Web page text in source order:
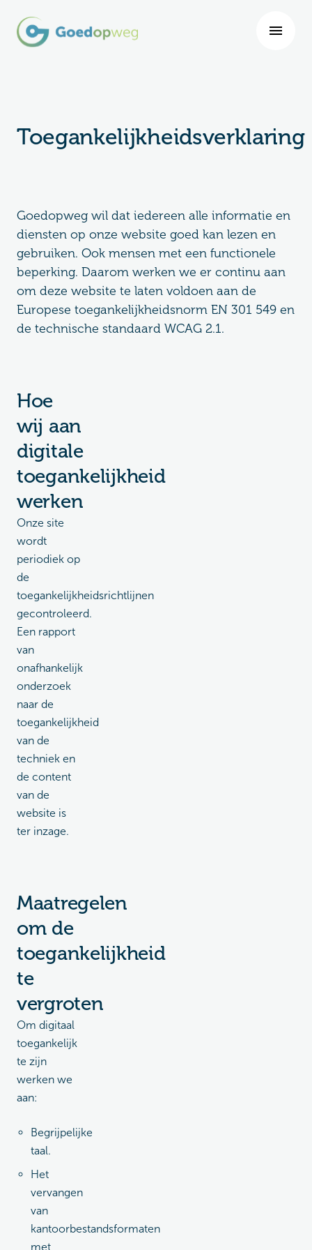
Toegankelijkheidsverklaring
Goedopweg wil dat iedereen alle informatie en
diensten op onze website goed kan lezen en
gebruiken. Ook mensen met een functionele
beperking. Daarom werken we er continu aan
om deze website te laten voldoen aan de
Europese toegankelijkheidsnorm EN 301 549 en
de technische standaard WCAG 2.1.
Hoe
wij aan
digitale
toegankelijkheid
werken
Onze site
wordt
periodiek op
de
toegankelijkheidsrichtlijnen
gecontroleerd.
Een rapport
van
onafhankelijk
onderzoek
naar de
toegankelijkheid
van de
techniek en
de content
van de
website is
ter inzage.
Maatregelen
om de
toegankelijkheid
te
vergroten
Om digitaal
toegankelijk
te zijn
werken we
aan:
Begrijpelijke
taal.
Het
vervangen
van
kantoorbestandsformaten
met